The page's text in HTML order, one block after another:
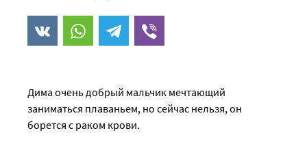
Дима очень добрый мальчик мечтающий
заниматься плаваньем, но сейчас нельзя, он
борется с раком крови.